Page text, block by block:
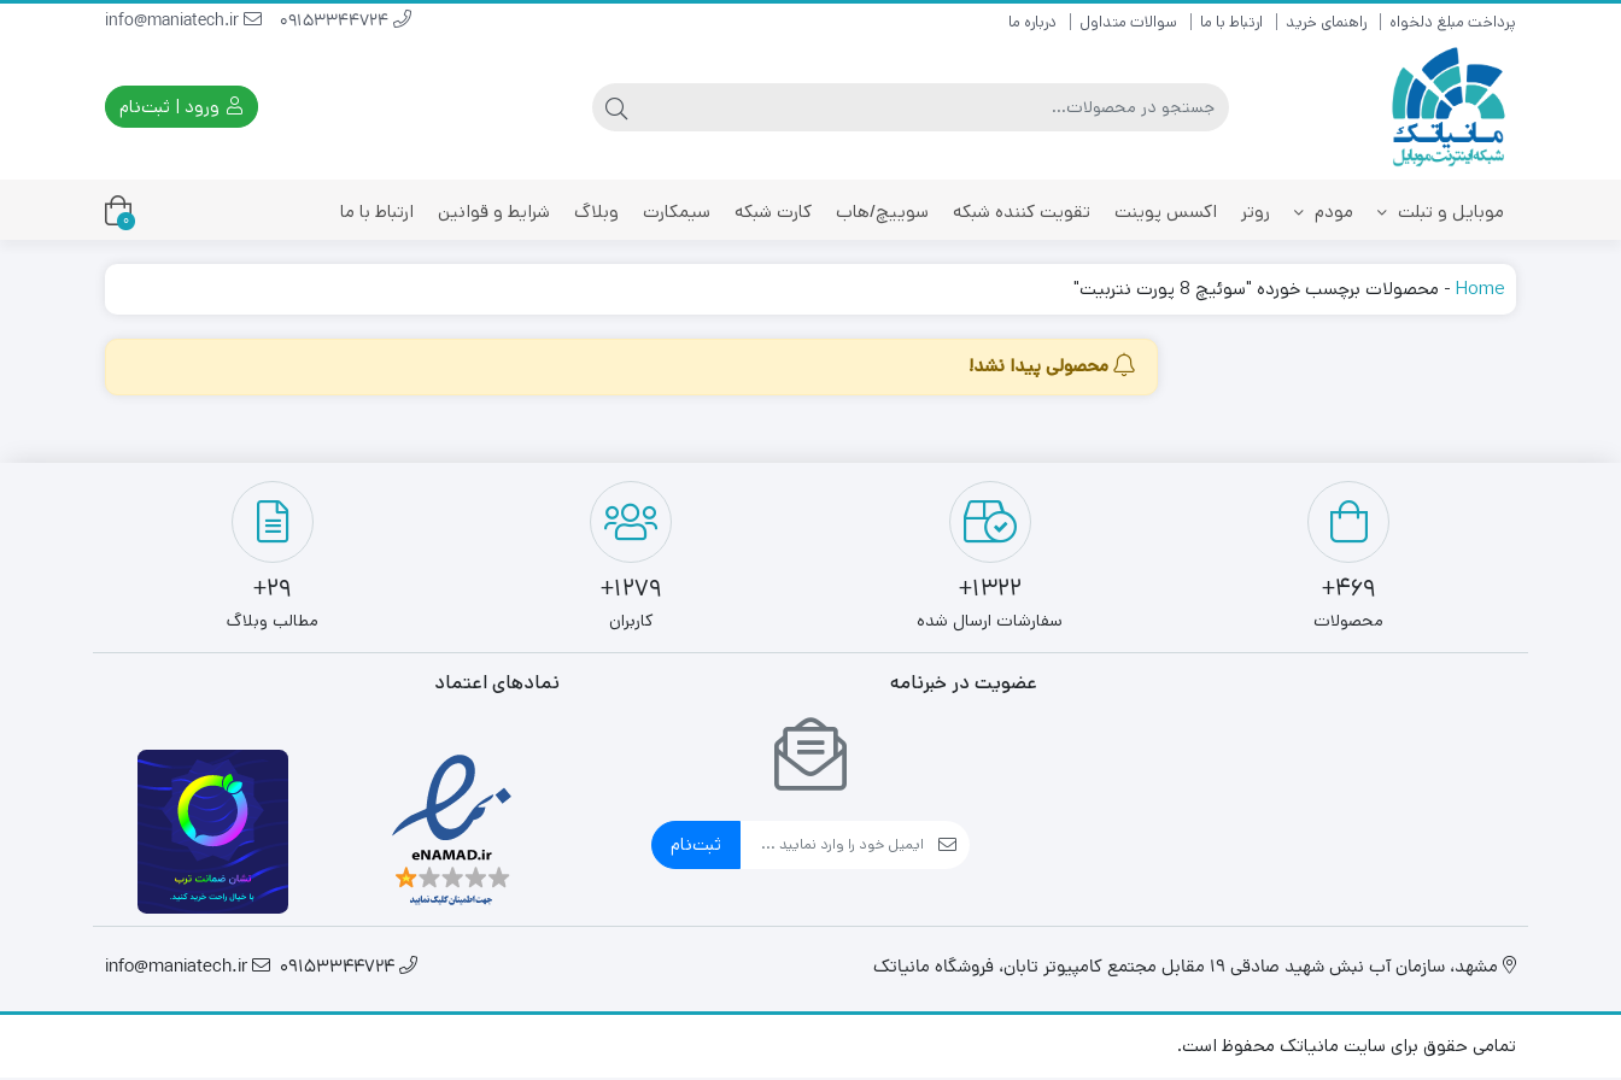
پرداخت مبلغ دلخواه راهنمای خرید ارتباط با ما سوالات متداول درباره ما
ورود | ثبت‌نام
موبایل و تبلت مودم روتر اکسس پوینت تقویت کننده شبکه سوییچ/هاب کارت شبکه سیمکارت وبلاگ شرایط و قوانین ارتباط با ما 0
Home
- محصولات برچسب خورده "سوئیچ 8 پورت نتربیت"
محصولی پیدا نشد!
469+
محصولات
1322+
سفارشات ارسال شده
1279+
کاربران
29+
مطالب وبلاگ
عضویت در خبرنامه
ثبت‌نام
نمادهای اعتماد
مشهد، سازمان آب نبش شهید صادقی 19 مقابل مجتمع کامپیوتر تابان، فروشگاه مانیاتک 09153344724
info@maniatech.ir
تمامی حقوق برای سایت مانیاتک محفوظ است.